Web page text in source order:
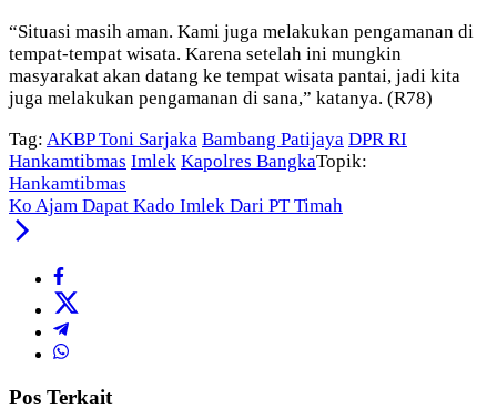
“Situasi masih aman. Kami juga melakukan pengamanan di
tempat-tempat wisata. Karena setelah ini mungkin
masyarakat akan datang ke tempat wisata pantai, jadi kita
juga melakukan pengamanan di sana,” katanya. (R78)
Tag: AKBP Toni Sarjaka Bambang Patijaya DPR RI
Hankamtibmas Imlek Kapolres BangkaTopik:
Hankamtibmas
Ko Ajam Dapat Kado Imlek Dari PT Timah
Pos Terkait